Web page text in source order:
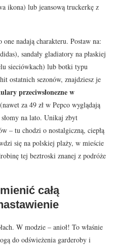
ikona) lub jeansową truckerkę z
one nadają charakteru. Postaw na:
sandały gladiatory na płaskiej
sieciówkach) lub botki typu
ostatnich sezonów, znajdziesz je
przeciwsłonezne w
za 49 zł w Pepco wyglądają
na lato. Unikaj zbyt
– tu chodzi o nostalgiczną, ciepłą
się na polskiej plaży, w mieście
tej beztroski znanej z podróże
całą
W modzie – anioł! To właśnie
do odświeżenia garderoby i